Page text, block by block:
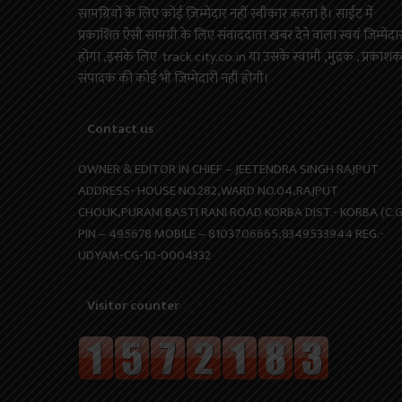
सामग्रियों के लिए कोई ज़िम्मेदार नहीं स्वीकार करता है। साईट में
प्रकाशित ऐसी सामग्री के लिए संवाददाता खबर देने वाला स्वयं
होगा ,इसके लिए track city.co.in या उसके स्वामी ,मुद्रक , प्रकाशक
संपादक की कोई भी जिम्मेदारी नहीं होगी।
Contact us
OWNER & EDITOR IN CHIEF – JEETENDRA SINGH RAJPUT
ADDRESS- HOUSE NO.282,WARD NO.04,RAJPUT
CHOUK,PURANI BASTI RANI ROAD KORBA DIST.- KORBA
PIN – 495678 MOBILE – 8103706665,8349533944 REG.-
UDYAM-CG-10-0004332
Visitor counter